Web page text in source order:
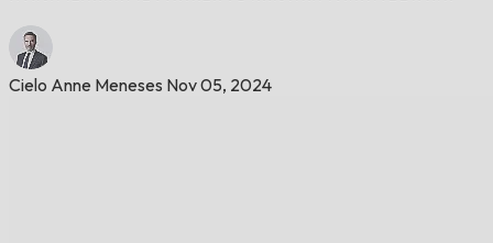
Cielo Anne Meneses Nov 05, 2024